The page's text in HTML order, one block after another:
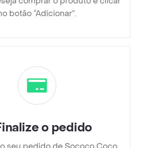
botão “Adicionar”.
o pedido